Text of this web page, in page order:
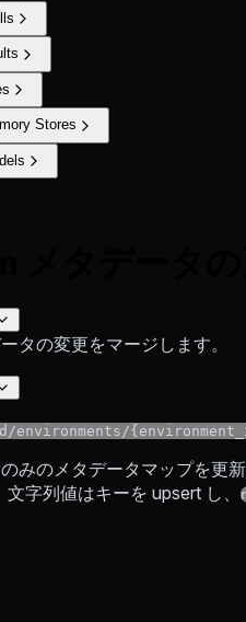
Stores
タの変更をマージします。
environments/
みのメタデータマップを更
字列値はキーを upsert し、